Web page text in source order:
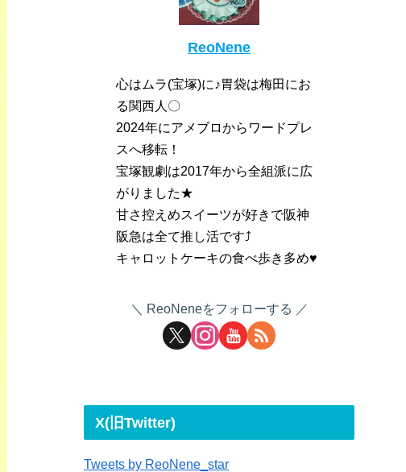
ReoNene
心はムラ(宝塚)に♪胃袋は梅田にお
る関西人〇
2024年にアメブロからワードプレ
スへ移転！
宝塚観劇は2017年から全組派に広
がりました★
甘さ控えめスイーツが好きで阪神
阪急は全て推し活です⤴
キャロットケーキの食べ歩き多め♥
ReoNeneをフォローする
X(旧Twitter)
Tweets by ReoNene_star